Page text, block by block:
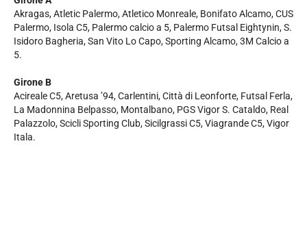
Akragas, Atletic Palermo, Atletico Monreale, Bonifato Alcamo, CUS
Palermo, Isola C5, Palermo calcio a 5, Palermo Futsal Eightynin, S.
Isidoro Bagheria, San Vito Lo Capo, Sporting Alcamo, 3M Calcio a
5.
Girone B
Acireale C5, Aretusa ’94, Carlentini, Città di Leonforte, Futsal Ferla,
La Madonnina Belpasso, Montalbano, PGS Vigor S. Cataldo, Real
Palazzolo, Scicli Sporting Club, Sicilgrassi C5, Viagrande C5, Vigor
Itala.